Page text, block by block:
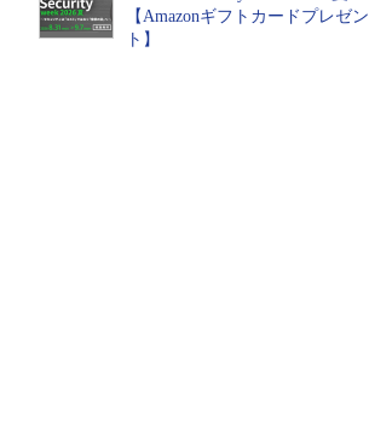
【Amazonギフトカードプレゼン
ト】